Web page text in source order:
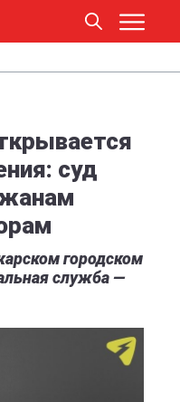
суд
городском
служба —